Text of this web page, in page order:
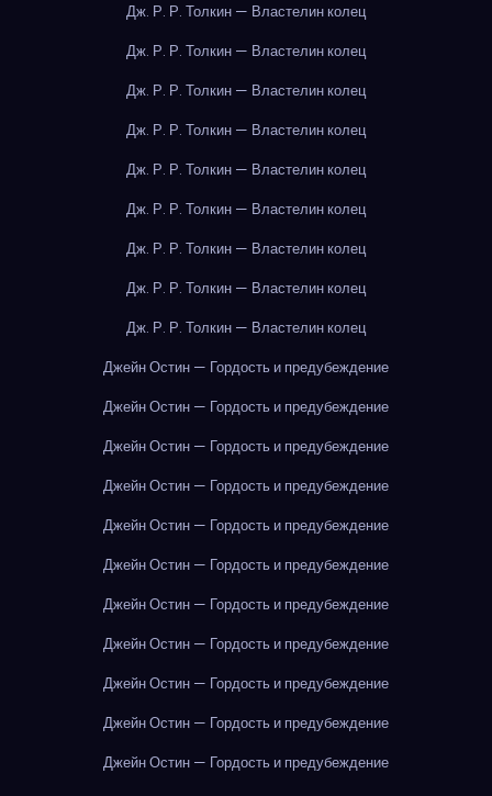
Дж. Р. Р. Толкин — Властелин колец
Дж. Р. Р. Толкин — Властелин колец
Дж. Р. Р. Толкин — Властелин колец
Дж. Р. Р. Толкин — Властелин колец
Дж. Р. Р. Толкин — Властелин колец
Дж. Р. Р. Толкин — Властелин колец
Дж. Р. Р. Толкин — Властелин колец
Дж. Р. Р. Толкин — Властелин колец
Дж. Р. Р. Толкин — Властелин колец
Джейн Остин — Гордость и предубеждение
Джейн Остин — Гордость и предубеждение
Джейн Остин — Гордость и предубеждение
Джейн Остин — Гордость и предубеждение
Джейн Остин — Гордость и предубеждение
Джейн Остин — Гордость и предубеждение
Джейн Остин — Гордость и предубеждение
Джейн Остин — Гордость и предубеждение
Джейн Остин — Гордость и предубеждение
Джейн Остин — Гордость и предубеждение
Джейн Остин — Гордость и предубеждение